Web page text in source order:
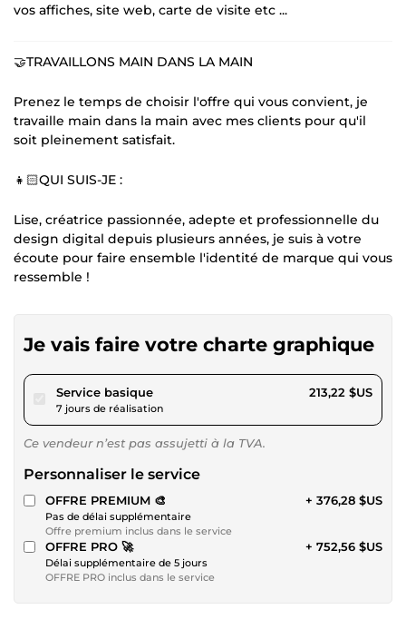
vos affiches, site web, carte de visite etc ...
🤝TRAVAILLONS MAIN DANS LA MAIN
Prenez le temps de choisir l'offre qui vous convient, je
travaille main dans la main avec mes clients pour qu'il
soit pleinement satisfait.
👧🏻QUI SUIS-JE :
Lise, créatrice passionnée, adepte et professionnelle du
design digital depuis plusieurs années, je suis à votre
écoute pour faire ensemble l'identité de marque qui vous
ressemble !
Je vais faire votre charte graphique
Service basiquepour 196,52 $US
7 jours de réalisation
213,22 $US
Ce vendeur n’est pas assujetti à la TVA.
Personnaliser le service
OFFRE PREMIUM 🎨
Pas de délai supplémentaire
Offre premium inclus dans le service
+ 376,28 $US
OFFRE PRO 🚀
Délai supplémentaire de 5 jours
OFFRE PRO inclus dans le service
+ 752,56 $US